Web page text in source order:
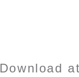
Download